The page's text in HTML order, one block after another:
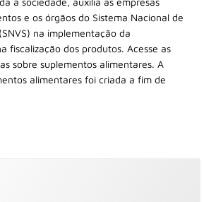
e os órgãos do Sistema Nacional de
na implementação da
fiscalização dos produtos. Acesse as
sobre suplementos alimentares. A
alimentares foi criada a fim de